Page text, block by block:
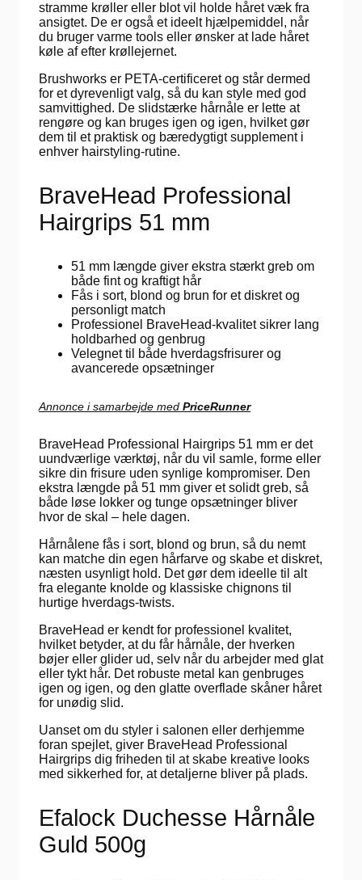
stramme krøller eller blot vil holde håret væk fra
ansigtet. De er også et ideelt hjælpemiddel, når
du bruger varme tools eller ønsker at lade håret
køle af efter krøllejernet.
Brushworks er PETA-certificeret og står dermed
for et dyrevenligt valg, så du kan style med god
samvittighed. De slidstærke hårnåle er lette at
rengøre og kan bruges igen og igen, hvilket gør
dem til et praktisk og bæredygtigt supplement i
enhver hairstyling-rutine.
BraveHead Professional
Hairgrips 51 mm
51 mm længde giver ekstra stærkt greb om
både fint og kraftigt hår
Fås i sort, blond og brun for et diskret og
personligt match
Professionel BraveHead-kvalitet sikrer lang
holdbarhed og genbrug
Velegnet til både hverdagsfrisurer og
avancerede opsætninger
Annonce i samarbejde med PriceRunner
BraveHead Professional Hairgrips 51 mm er det
uundværlige værktøj, når du vil samle, forme eller
sikre din frisure uden synlige kompromiser. Den
ekstra længde på 51 mm giver et solidt greb, så
både løse lokker og tunge opsætninger bliver
hvor de skal – hele dagen.
Hårnålene fås i sort, blond og brun, så du nemt
kan matche din egen hårfarve og skabe et diskret,
næsten usynligt hold. Det gør dem ideelle til alt
fra elegante knolde og klassiske chignons til
hurtige hverdags-twists.
BraveHead er kendt for professionel kvalitet,
hvilket betyder, at du får hårnåle, der hverken
bøjer eller glider ud, selv når du arbejder med glat
eller tykt hår. Det robuste metal kan genbruges
igen og igen, og den glatte overflade skåner håret
for unødig slid.
Uanset om du styler i salonen eller derhjemme
foran spejlet, giver BraveHead Professional
Hairgrips dig friheden til at skabe kreative looks
med sikkerhed for, at detaljerne bliver på plads.
Efalock Duchesse Hårnåle
Guld 500g